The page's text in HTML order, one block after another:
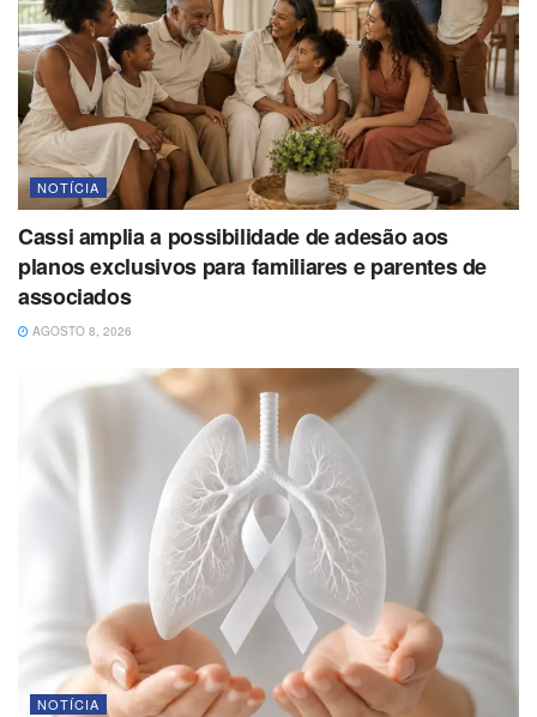
NOTÍCIA
Cassi amplia a possibilidade de adesão aos
planos exclusivos para familiares e parentes de
associados
AGOSTO 8, 2026
NOTÍCIA